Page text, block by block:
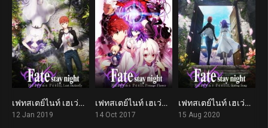
8.0
เฟทสเตย์ไนท์ เฮเว่นส์ฟีล 2 Fate/stay night: Heaven’s Feel II. Lost Butterfly (2019)
12 Jan 2019
7.4
เฟทสเตย์ไนท์ เฮเว่นส์ฟีล เดอะมูฟวี่ พาร์ตวัน เพรสเซจฟลาวเวอร์ Fate/stay night: Heaven’s Feel I. Presage Flower (2017)
14 Oct 2017
8.1
เฟทสเตย์ไนท์ เฮเว่นส์ฟีล 3 Fate/stay night: Heaven’s Feel III. Spring Song (2020)
15 Aug 2020